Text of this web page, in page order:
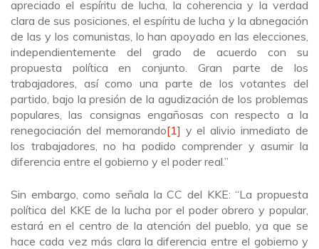
apreciado el espíritu de lucha, la coherencia y la verdad
clara de sus posiciones, el espíritu de lucha y la abnegación
de las y los comunistas, lo han apoyado en las elecciones,
independientemente del grado de acuerdo con su
propuesta política en conjunto. Gran parte de los
trabajadores, así como una parte de los votantes del
partido, bajo la presión de la agudización de los problemas
populares, las consignas engañosas con respecto a la
renegociación del memorando[1] y el alivio inmediato de
los trabajadores, no ha podido comprender y asumir la
diferencia entre el gobierno y el poder real.”
Sin embargo, como señala la CC del KKE: “La propuesta
política del KKE de la lucha por el poder obrero y popular,
estará en el centro de la atención del pueblo, ya que se
hace cada vez más clara la diferencia entre el gobierno y